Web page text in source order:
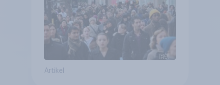
Artikel